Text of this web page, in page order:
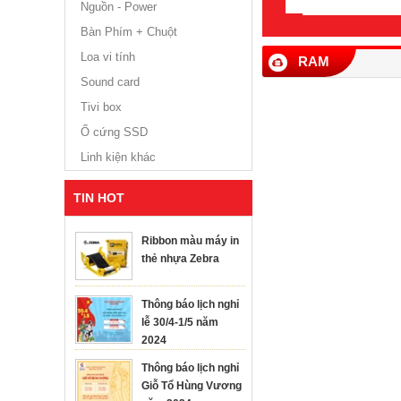
Nguồn - Power
Bàn Phím + Chuột
Loa vi tính
Sound card
Tivi box
Ổ cứng SSD
Linh kiện khác
TIN HOT
Ribbon màu máy in
thẻ nhựa Zebra
Thông báo lịch nghỉ
lễ 30/4-1/5 năm
2024
Thông báo lịch nghỉ
Giỗ Tổ Hùng Vương
RAM